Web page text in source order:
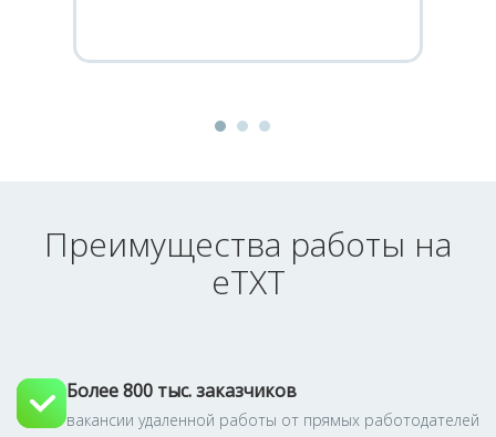
Преимущества работы на
eTXT
Более 800 тыс. заказчиков
вакансии удаленной работы от прямых работодателей